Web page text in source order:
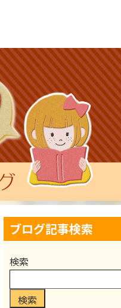
ブログ記事検索
検索
検索